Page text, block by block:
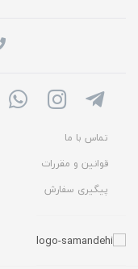
تماس با ما
قوانین و مقررات
پیگیری سفارش